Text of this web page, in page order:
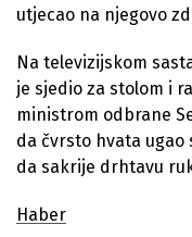
utjecao na njegovo
Na televizijskom
je sjedio za stolom i
ministrom odbrane
da čvrsto hvata ugao
da sakrije drhtavu
Haber